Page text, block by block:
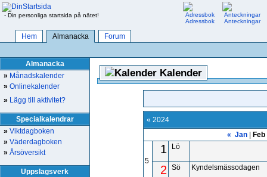
- Din personliga startsida på nätet!
Adressbok
Anteckningar
Hem Almanacka Forum
Almanacka
» Månadskalender
» Onlinekalender
» Lägg till aktivitet?
Specialkalendrar
» Viktdagboken
» Väderdagboken
» Årsöversikt
Uppslagsverk
Kalender
« 2024
« Jan| Feb
5
1 Lö
2 Sö Kyndelsmässodagen